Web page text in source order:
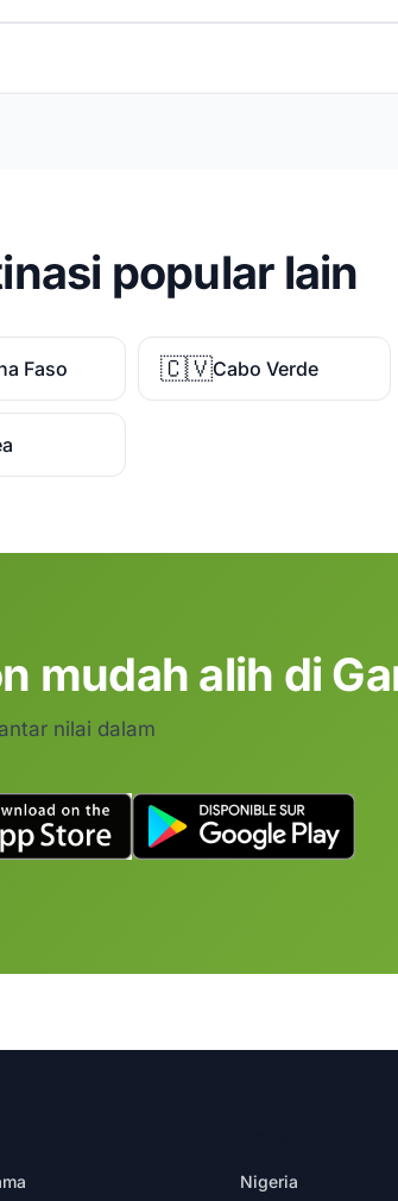
popular lain
Faso 🇨🇻Cabo Verde
mudah alih di
nilai dalam
Nigeria